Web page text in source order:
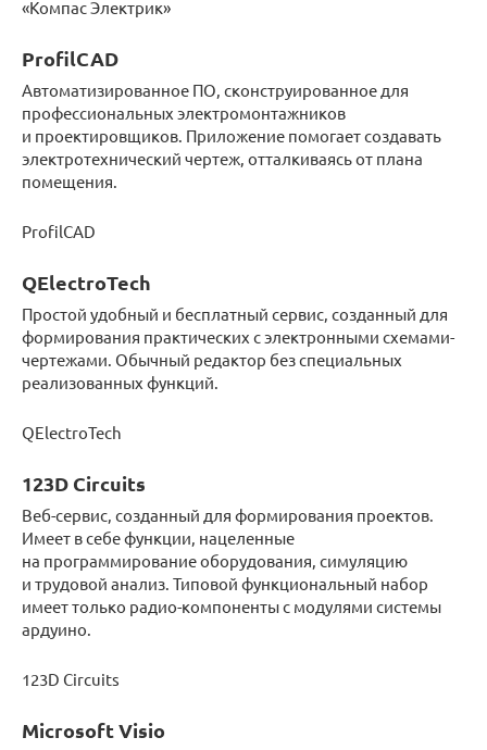
«Компас Электрик»
ProfilCAD
Автоматизированное ПО, сконструированное для
профессиональных электромонтажников
и проектировщиков. Приложение помогает создавать
электротехнический чертеж, отталкиваясь от плана
помещения.
ProfilCAD
QElectroTech
Простой удобный и бесплатный сервис, созданный для
формирования практических с электронными схемами-
чертежами. Обычный редактор без специальных
реализованных функций.
QElectroTech
123D Circuits
Веб-сервис, созданный для формирования проектов.
Имеет в себе функции, нацеленные
на программирование оборудования, симуляцию
и трудовой анализ. Типовой функциональный набор
имеет только радио-компоненты с модулями системы
ардуино.
123D Circuits
Microsoft Visio